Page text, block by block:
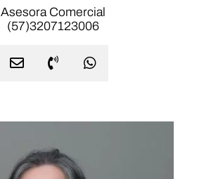
Asesora Comercial
(57)3207123006